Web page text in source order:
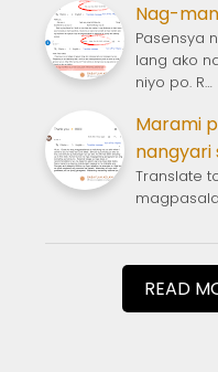
Nag-
Pasensya
lang ako
niyo po. R…
Marami
nangyari
Translate
READ